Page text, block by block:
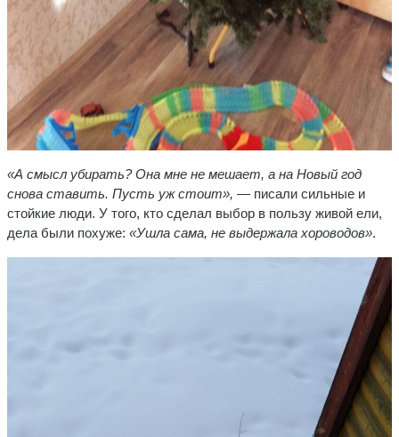
«А смысл убирать? Она мне не мешает, а на Новый год
снова ставить. Пусть уж стоит», — писали сильные и
стойкие люди. У того, кто сделал выбор в пользу живой ели,
дела были похуже: «Ушла сама, не выдержала хороводов».